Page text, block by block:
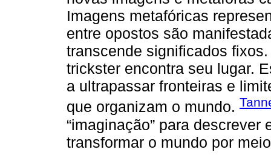
Imagens metafóricas
entre opostos são
transcende significados
trickster encontra seu lugar.
a ultrapassar fronteiras e
que organizam o mundo.
“imaginação” para
transformar o mundo por